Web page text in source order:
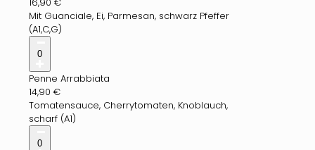
16,90 €
Mit Guanciale, Ei, Parmesan, schwarz Pfeffer
(A1,C,G)
0
Penne Arrabbiata
14,90 €
Tomatensauce, Cherrytomaten, Knoblauch,
scharf (A1)
0